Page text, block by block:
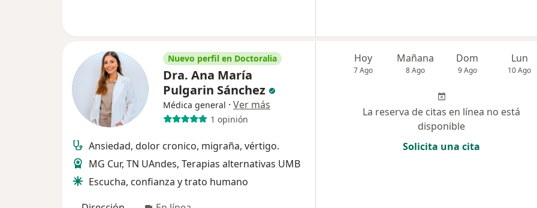
Nuevo perfil en Doctoralia
Dra. Ana María
Pulgarin Sánchez
Médica general · Ver más
1 opinión
Ansiedad, dolor cronico, migraña, vértigo.
MG Cur, TN UAndes, Terapias alternativas UMB
Escucha, confianza y trato humano
Hoy
7 Ago
Mañana
8 Ago
Dom
9 Ago
Lun
10 Ago
La reserva de citas en línea no está
disponible
Solicita una cita